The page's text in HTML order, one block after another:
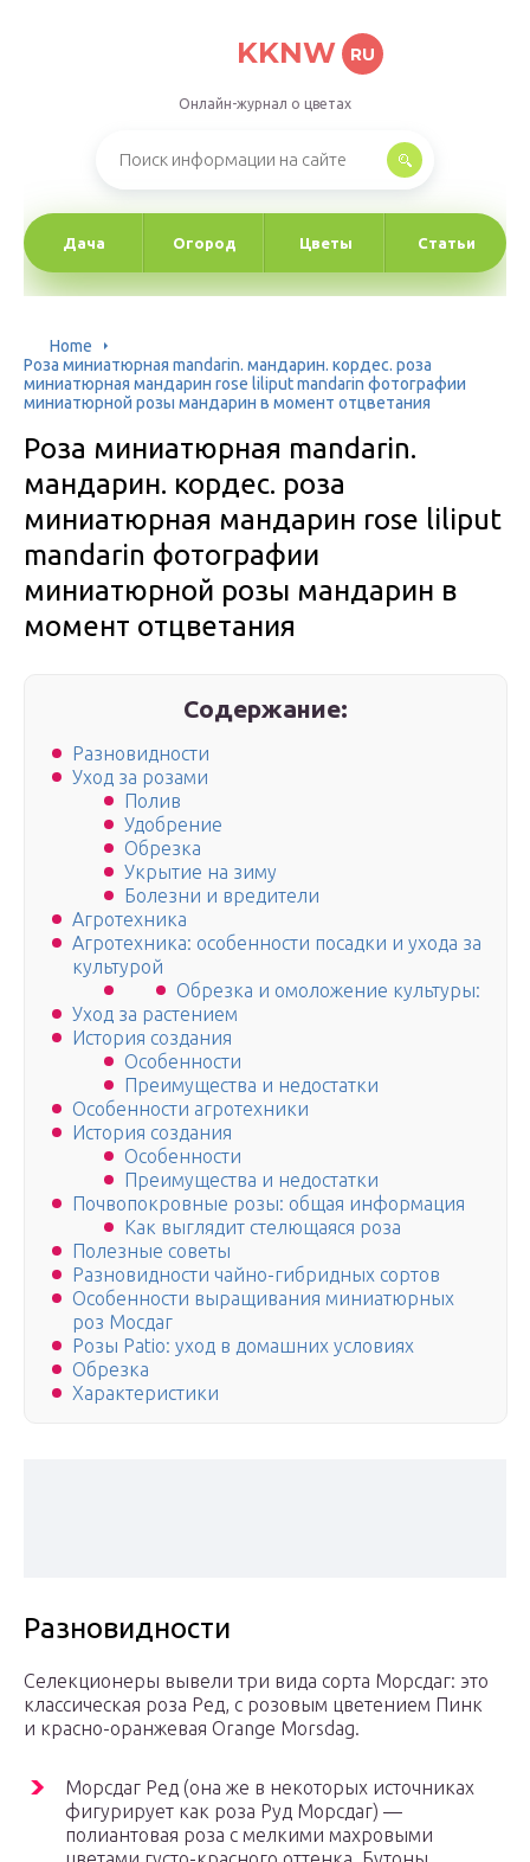
KKNW RU
Онлайн-журнал о цветах
Дача Огород Цветы Статьи
Home
Роза миниатюрная mandarin. мандарин. кордес. роза
миниатюрная мандарин rose liliput mandarin фотографии
миниатюрной розы мандарин в момент отцветания
Роза миниатюрная mandarin.
мандарин. кордес. роза
миниатюрная мандарин rose liliput
mandarin фотографии
миниатюрной розы мандарин в
момент отцветания
Содержание:
Разновидности
Уход за розами
Полив
Удобрение
Обрезка
Укрытие на зиму
Болезни и вредители
Агротехника
Агротехника: особенности посадки и ухода за
культурой
Обрезка и омоложение культуры:
Уход за растением
История создания
Особенности
Преимущества и недостатки
Особенности агротехники
История создания
Особенности
Преимущества и недостатки
Почвопокровные розы: общая информация
Как выглядит стелющаяся роза
Полезные советы
Разновидности чайно-гибридных сортов
Особенности выращивания миниатюрных
роз Мосдаг
Розы Patio: уход в домашних условиях
Обрезка
Характеристики
Разновидности
Селекционеры вывели три вида сорта Морсдаг: это
классическая роза Ред, с розовым цветением Пинк
и красно-оранжевая Orange Morsdag.
Морсдаг Ред (она же в некоторых источниках
фигурирует как роза Руд Морсдаг) —
полиантовая роза с мелкими махровыми